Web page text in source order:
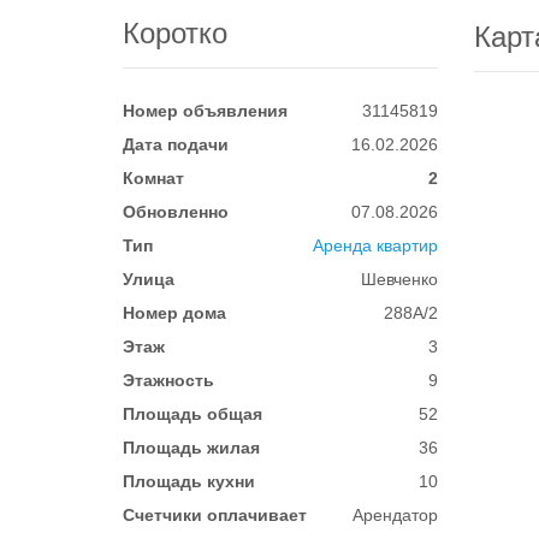
Коротко
Номер объявления
31145819
Дата подачи
16.02.2026
Комнат
2
Обновленно
07.08.2026
Тип
Аренда квартир
Улица
Шевченко
Номер дома
288А/2
Этаж
3
Этажность
9
Площадь общая
52
Площадь жилая
36
Площадь кухни
10
Счетчики оплачивает
Арендатор